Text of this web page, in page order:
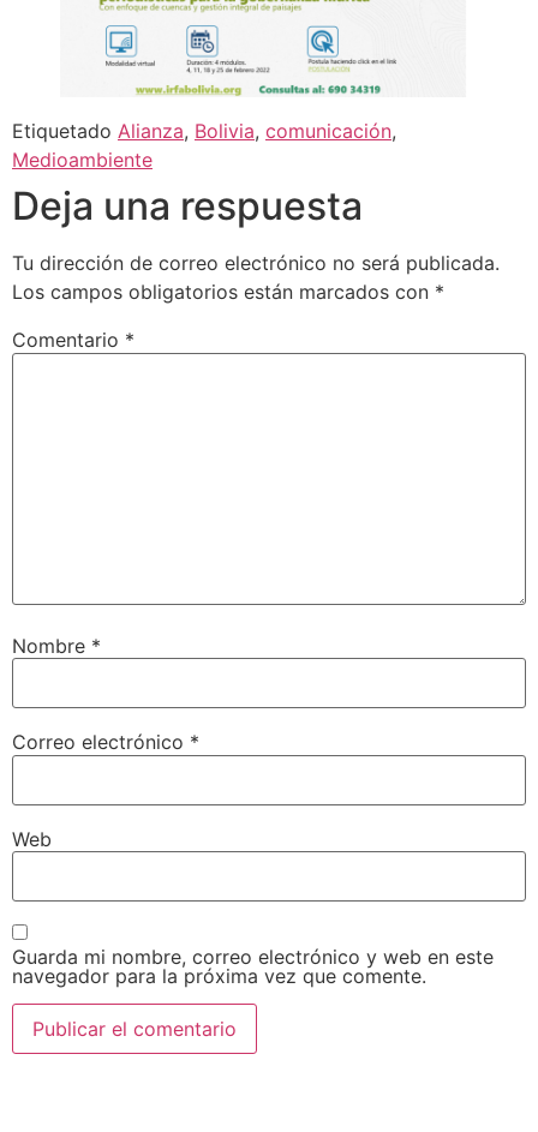
Etiquetado Alianza, Bolivia, comunicación,
Medioambiente
Deja una respuesta
Tu dirección de correo electrónico no será publicada.
Los campos obligatorios están marcados con *
Comentario *
Nombre *
Correo electrónico *
Web
Guarda mi nombre, correo electrónico y web en este
navegador para la próxima vez que comente.